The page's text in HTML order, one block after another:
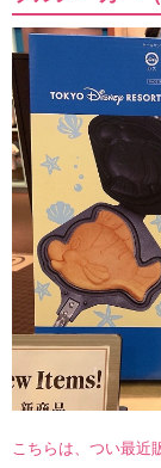
こちらは、つい最近